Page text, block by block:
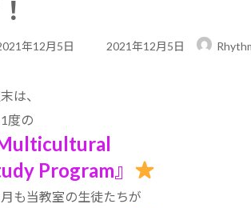
年12月5日
最
時
:
2021年12月5日
は、
度の
Multicultural
Program』
も当教室の生徒たちが